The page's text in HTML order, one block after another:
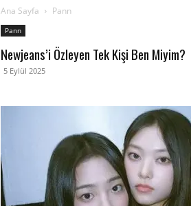
Ana Sayfa Pann
Pann
Newjeans’i Özleyen Tek Kişi Ben Miyim?
5 Eylül 2025